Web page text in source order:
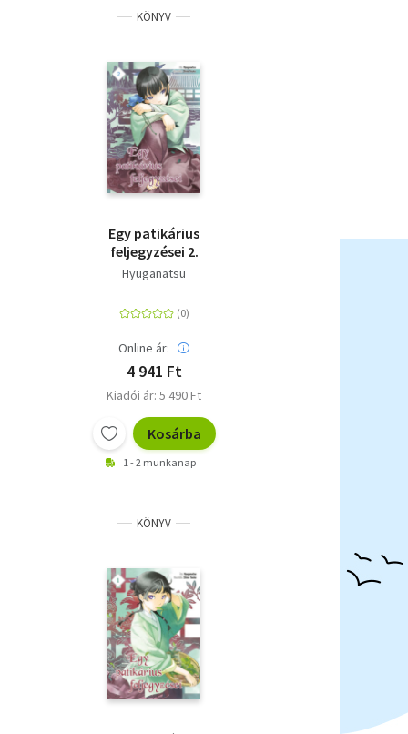
KÖNYV
Egy patikárius
feljegyzései 2.
Hyuganatsu
Online ár:
4 941 Ft
Kiadói ár: 5 490 Ft
Kosárba
1 - 2 munkanap
KÖNYV